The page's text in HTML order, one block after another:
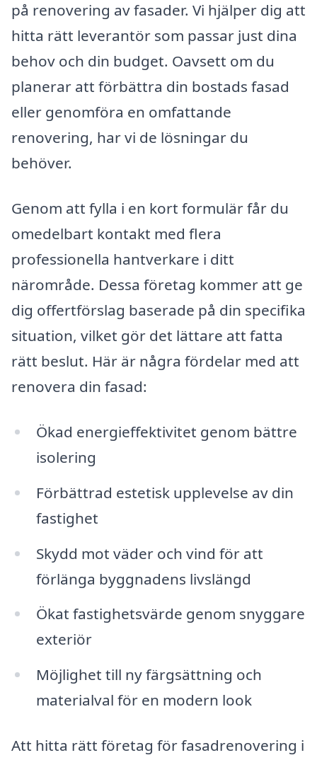
på renovering av fasader. Vi hjälper dig att
hitta rätt leverantör som passar just dina
behov och din budget. Oavsett om du
planerar att förbättra din bostads fasad
eller genomföra en omfattande
renovering, har vi de lösningar du
behöver.
Genom att fylla i en kort formulär får du
omedelbart kontakt med flera
professionella hantverkare i ditt
närområde. Dessa företag kommer att ge
dig offertförslag baserade på din specifika
situation, vilket gör det lättare att fatta
rätt beslut. Här är några fördelar med att
renovera din fasad:
Ökad energieffektivitet genom bättre
isolering
Förbättrad estetisk upplevelse av din
fastighet
Skydd mot väder och vind för att
förlänga byggnadens livslängd
Ökat fastighetsvärde genom snyggare
exteriör
Möjlighet till ny färgsättning och
materialval för en modern look
Att hitta rätt företag för fasadrenovering i